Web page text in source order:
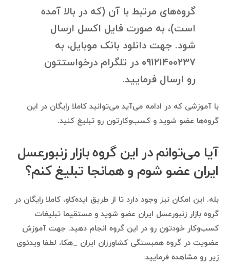
گروه‌های مرتبط با آن (که در بالا آمده
است)، به صورت فایل اکسل ارسال
شود. جهت دانلود بانک موبایل، به
۰۹۱۲۱۴۰۰۲۳۷ در تلگرام درخواستتون
رو ارسال فرمایید.
با آموزشی که در ادامه می‌آید می‌توانید کاملا رایگان در این
گروه‌ها عضو شوید و کسب‌وکارتون رو تبلیغ کنید.
آیا می‌توانم در این گروه بازار زنبورعسل
ایران عضو شوم و همانجا تبلیغ کنم؟
بله. این امکان نیز وجود دارد تا از طریق ایده‌کاو، کاملا رایگان در
گروه بازار زنبورعسل ایران عضو شوید و مستقیما تبلیغات
کسب‌وکار خودتون رو در این گروه انجام دهید. جهت آموزش
عضویت در گروه همبستگی کشاورزان ایران _هکا، لطفا ویدئوی
زیر رو مشاهده فرمایید: